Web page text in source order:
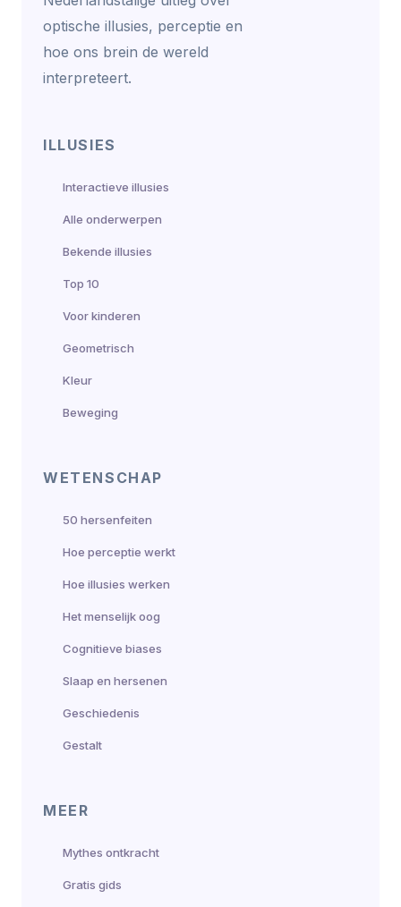
optische illusies, perceptie en
hoe ons brein de wereld
interpreteert.
ILLUSIES
Interactieve illusies
Alle onderwerpen
Bekende illusies
Top 10
Voor kinderen
Geometrisch
Kleur
Beweging
WETENSCHAP
50 hersenfeiten
Hoe perceptie werkt
Hoe illusies werken
Het menselijk oog
Cognitieve biases
Slaap en hersenen
Geschiedenis
Gestalt
MEER
Mythes ontkracht
Gratis gids